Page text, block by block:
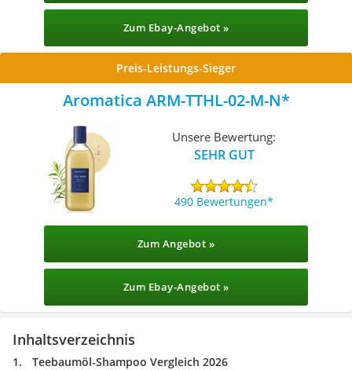
Zum Ebay-Angebot »
Preis-Leistungs-Sieger
Aromatica ARM-TTHL-02-M-N
Unsere Bewertung:
SEHR GUT
490 Bewertungen
Zum Angebot »
Zum Ebay-Angebot »
Inhaltsverzeichnis
Teebaumöl-Shampoo Vergleich 2026